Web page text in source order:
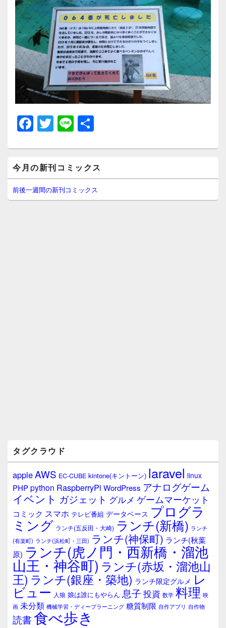
F
a
c
e
b
o
T
wi
tt
er
Li
n
e
イ
ン
サ
イ
今月の新刊コミックス
前後一週間の新刊コミックス
タグクラウド
appleAWS EC-CUBE kintone(キントーン) laravel linux
PHPpython RaspberryPi WordPress アナログゲーム
イベント ガジェット グルメ ゲームマーケット
コミック スマホ テレビ番組 データベース プログラ
ミング ランチ(五反田・大崎) ランチ(新橋) ランチ
(有楽町) ランチ(浜松町・三田) ランチ(神保町) ランチ(秋葉
原) ランチ(虎ノ門・西新橋・溜池
山王・神谷町) ランチ(赤坂・溜池山
王) ランチ(銀座・築地) ランチ限定グルメ レ
ビュー 人狼 娘は誰にもやらん 息子 投資 数学 料理 映
画 未分類 機械学習・ディープラーニング 糖質制限 自作アプリ 自作物
読書食べ歩き